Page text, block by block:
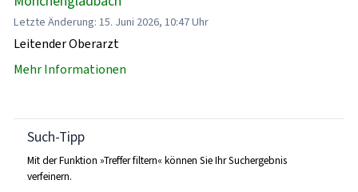
Letzte Änderung: 15. Juni 2026, 10:47 Uhr
Leitender Oberarzt
Mehr Informationen
Such-Tipp
Mit der Funktion »Treffer filtern« können Sie Ihr Suchergebnis
verfeinern.